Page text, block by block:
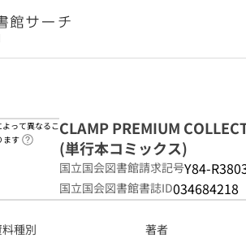
って異なるこ
ます
ヘルプページへのリンク
CLAMP PREMIUM
(単行本コミックス)
国立国会図書館請求記号Y84-
国立国会図書館書誌ID034684218
種別 著者